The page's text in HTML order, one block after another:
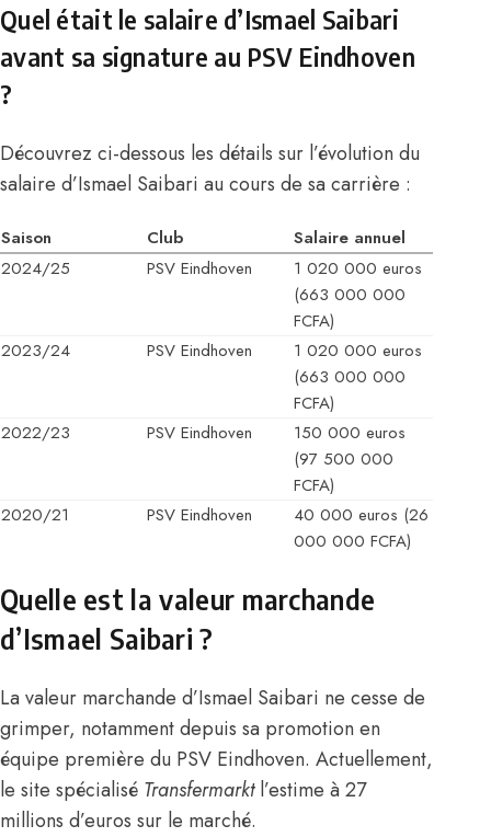
Quel était le salaire d’Ismael Saibari
avant sa signature au PSV Eindhoven
?
Découvrez ci-dessous les détails sur l’évolution du
salaire d’Ismael Saibari au cours de sa carrière :
Saison Club
Salaire annuel
2024/25
PSV Eindhoven
1 020 000 euros
(663 000 000
FCFA)
2023/24
PSV Eindhoven
1 020 000 euros
(663 000 000
FCFA)
2022/23
PSV Eindhoven
150 000 euros
(97 500 000
FCFA)
2020/21
PSV Eindhoven
40 000 euros (26
000 000 FCFA)
Quelle est la valeur marchande
d’Ismael Saibari ?
La valeur marchande d’Ismael Saibari ne cesse de
grimper, notamment depuis sa promotion en
équipe première du PSV Eindhoven. Actuellement,
le site spécialisé Transfermarktl’estime à 27
millions d’euros sur le marché.